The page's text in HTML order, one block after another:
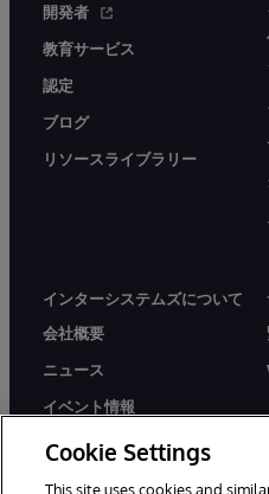
開発者
教育サービス
認定
ブログ
リソースライブラリー
インターシステムズについて
会社概要
ニュース
イベント情報
採用情報
Cookie Settings
This site uses cookies and